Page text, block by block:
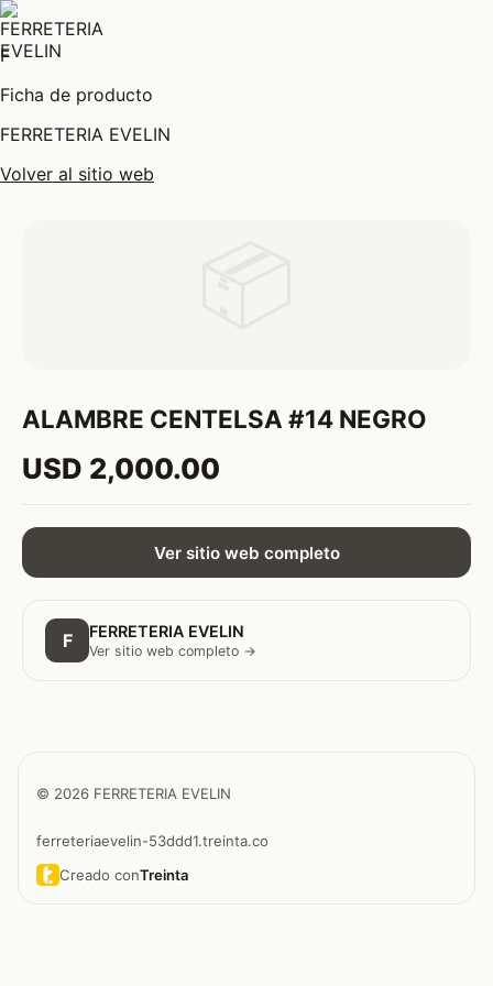
F
Ficha de producto
FERRETERIA EVELIN
Volver al sitio web
ALAMBRE CENTELSA #14 NEGRO
USD 2,000.00
Ver sitio web completo
F FERRETERIA EVELIN
Ver sitio web completo →
© 2026 FERRETERIA EVELIN
ferreteriaevelin-53ddd1.treinta.co
Creado conTreinta